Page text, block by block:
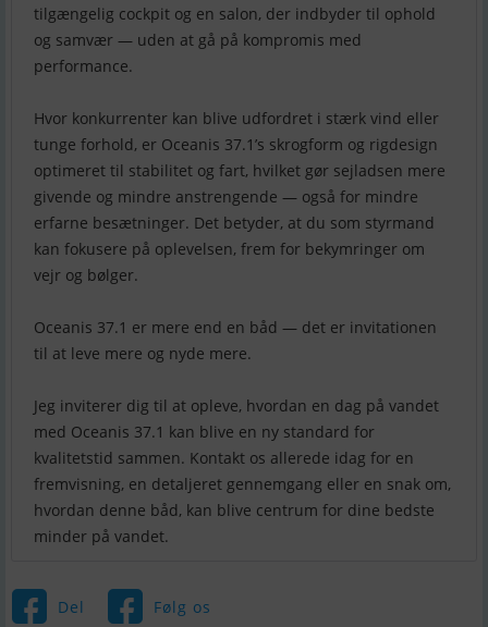
tilgængelig cockpit og en salon, der indbyder til ophold
og samvær — uden at gå på kompromis med
performance.
Hvor konkurrenter kan blive udfordret i stærk vind eller
tunge forhold, er Oceanis 37.1’s skrogform og rigdesign
optimeret til stabilitet og fart, hvilket gør sejladsen mere
givende og mindre anstrengende — også for mindre
erfarne besætninger. Det betyder, at du som styrmand
kan fokusere på oplevelsen, frem for bekymringer om
vejr og bølger.
Oceanis 37.1 er mere end en båd — det er invitationen
til at leve mere og nyde mere.
Jeg inviterer dig til at opleve, hvordan en dag på vandet
med Oceanis 37.1 kan blive en ny standard for
kvalitetstid sammen. Kontakt os allerede idag for en
fremvisning, en detaljeret gennemgang eller en snak om,
hvordan denne båd, kan blive centrum for dine bedste
minder på vandet.
Del Følg os